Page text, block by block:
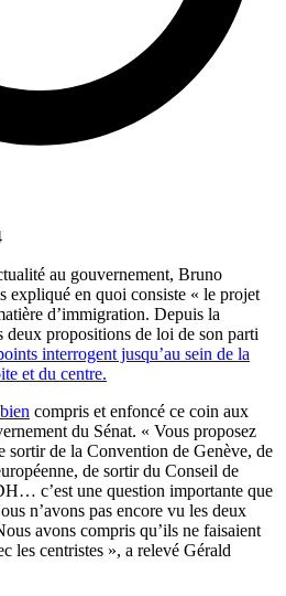
au gouvernement, Bruno
expliqué en quoi consiste « le projet
d’immigration. Depuis la
deux propositions de loi de son parti
interrogent jusqu’au sein de la
et du centre.
compris et enfoncé ce coin aux
du Sénat. « Vous proposez
sortir de la Convention de Genève, de
de sortir du Conseil de
c’est une question importante que
n’avons pas encore vu les deux
avons compris qu’ils ne faisaient
les centristes », a relevé Gérald